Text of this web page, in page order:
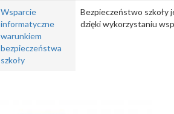
Wsparcie
informatyczne
warunkiem
bezpieczeństwa
szkoły
Bezpieczeństwo szkoły
dzięki wykorzystaniu